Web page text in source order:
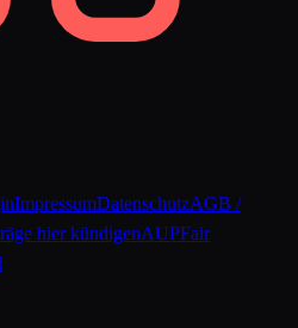
ImpressumDatenschutzAGB /
hier kündigenAUPFair